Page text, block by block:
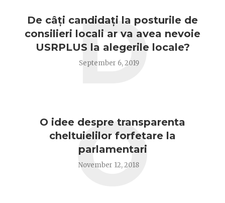
De câți candidați la posturile de
consilieri locali ar va avea nevoie
USRPLUS la alegerile locale?
September 6, 2019
D
O idee despre transparenta
cheltuielilor forfetare la
parlamentari
November 12, 2018
O